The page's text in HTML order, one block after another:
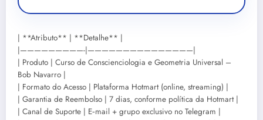
| **Atributo** | **Detalhe** |
|—————————-|———————————————|
| Produto | Curso de Conscienciologia e Geometria Universal –
Bob Navarro |
| Formato do Acesso | Plataforma Hotmart (online, streaming) |
| Garantia de Reembolso | 7 dias, conforme política da Hotmart |
| Canal de Suporte | E‑mail + grupo exclusivo no Telegram |